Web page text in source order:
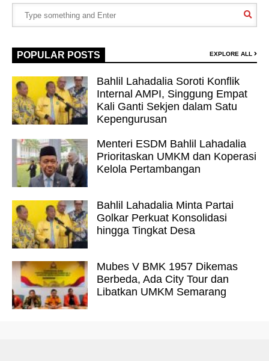
POPULAR POSTS EXPLORE ALL
Bahlil Lahadalia Soroti Konflik
Internal AMPI, Singgung Empat
Kali Ganti Sekjen dalam Satu
Kepengurusan
Menteri ESDM Bahlil Lahadalia
Prioritaskan UMKM dan Koperasi
Kelola Pertambangan
Bahlil Lahadalia Minta Partai
Golkar Perkuat Konsolidasi
hingga Tingkat Desa
Mubes V BMK 1957 Dikemas
Berbeda, Ada City Tour dan
Libatkan UMKM Semarang